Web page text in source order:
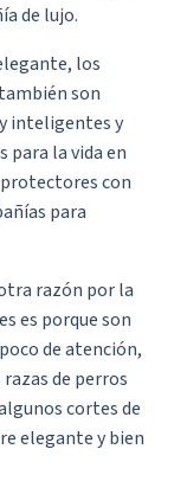
de lujo.
los
son
inteligentes y
para la vida en
con
para
razón por la
es porque son
de atención,
de perros
cortes de
elegante y bien